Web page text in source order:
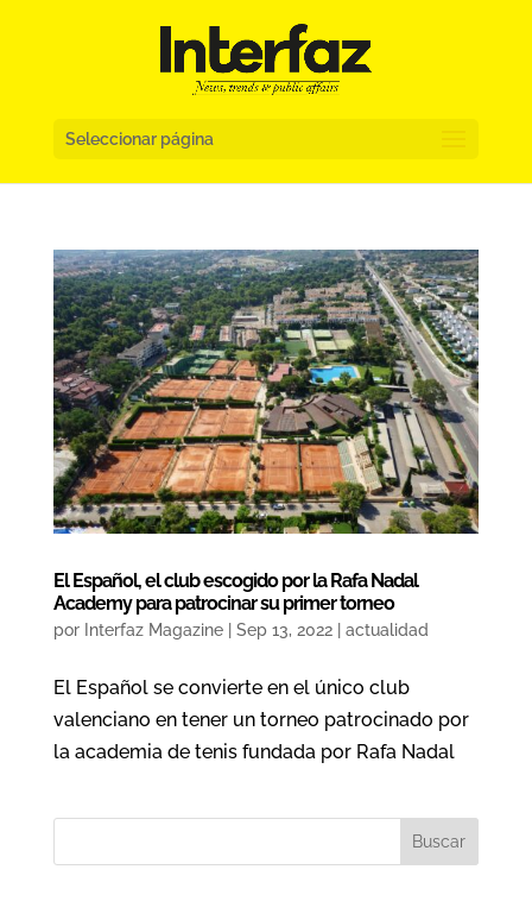
Seleccionar página
El Español, el club escogido por la Rafa Nadal
Academy para patrocinar su primer torneo
por Interfaz Magazine| Sep 13, 2022| actualidad
El Español se convierte en el único club
valenciano en tener un torneo patrocinado por
la academia de tenis fundada por Rafa Nadal
Buscar